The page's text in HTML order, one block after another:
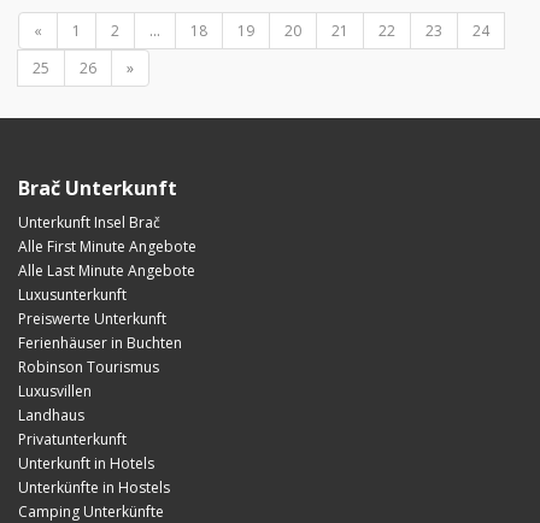
« 1 2 ... 18 19 20 21 22 23
24
25
26 »
Brač Unterkunft
Unterkunft Insel Brač
Alle First Minute Angebote
Alle Last Minute Angebote
Luxusunterkunft
Preiswerte Unterkunft
Ferienhäuser in Buchten
Robinson Tourismus
Luxusvillen
Landhaus
Privatunterkunft
Unterkunft in Hotels
Unterkünfte in Hostels
Camping Unterkünfte